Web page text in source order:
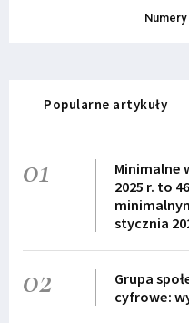
Popularne artykuły
01
Minimalne
2025 r. to
stycznia
02
Grupa
cyfrowe: